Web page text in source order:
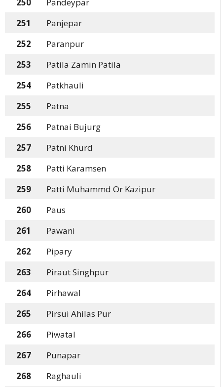
251
Panjepar
252
Paranpur
253
Patila Zamin Patila
254
Patkhauli
255
Patna
256
Patnai Bujurg
257
Patni Khurd
258
Patti Karamsen
259
Patti Muhammd Or Kazipur
260
Paus
261
Pawani
262
Pipary
263
Piraut Singhpur
264
Pirhawal
265
Pirsui Ahilas Pur
266
Piwatal
267
Punapar
268
Raghauli